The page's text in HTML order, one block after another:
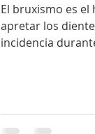
El bruxismo es
apretar los
incidencia